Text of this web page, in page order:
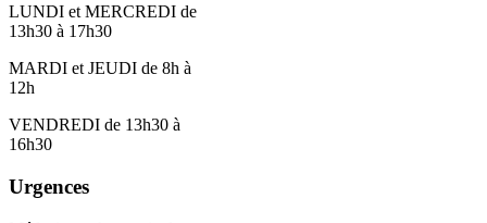
LUNDI et MERCREDI de
13h30 à 17h30
MARDI et JEUDI de 8h à
12h
VENDREDI de 13h30 à
16h30
Urgences